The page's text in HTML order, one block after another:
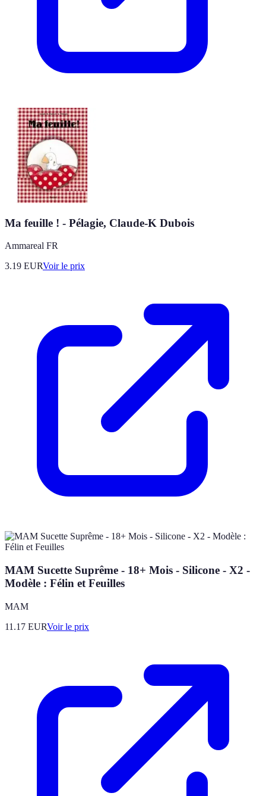
Ma feuille ! - Pélagie, Claude-K Dubois
Ammareal FR
3.19 EURVoir le prix
MAM Sucette Suprême - 18+ Mois - Silicone - X2 -
Modèle : Félin et Feuilles
MAM
11.17 EURVoir le prix